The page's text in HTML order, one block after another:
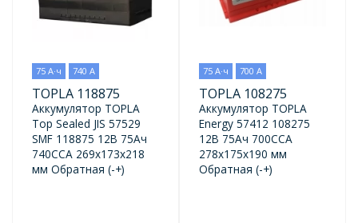
75 А·ч 740 А
TOPLA 118875
Аккумулятор TOPLA
Top Sealed JIS 57529
SMF 118875 12В 75Ач
740CCA 269x173x218
мм Обратная (-+)
75 А·ч 700 А
TOPLA 108275
Аккумулятор TOPLA
Energy 57412 108275
12В 75Ач 700CCA
278x175x190 мм
Обратная (-+)